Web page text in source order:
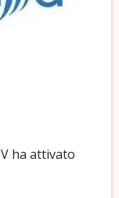
ha attivato